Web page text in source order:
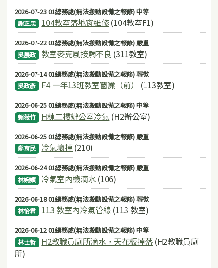
2026-07-23 01總務處(無法搬動設備之報修) 中等
謝正忠 104教室落地窗維修 (104教室F1)
2026-07-22 01總務處(無法搬動設備之報修) 嚴重
吳展政 教室麥克風接觸不良 (311教室)
2026-07-14 01總務處(無法搬動設備之報修) 輕微
吳政彥 F4 一年13班教室窗簾（前） (113教室)
2026-06-25 01總務處(無法搬動設備之報修) 中等
賴薇竹 H棟二樓辦公室冷氣 (H2辦公室)
2026-06-25 01總務處(無法搬動設備之報修) 嚴重
鄭育民 冷氣壞掉 (210)
2026-06-24 01總務處(無法搬動設備之報修) 嚴重
林婉嬪 冷氣室內機滴水 (106)
2026-06-18 01總務處(無法搬動設備之報修) 輕微
林怡君 113 教室內冷氣管線 (113 教室)
2026-06-12 01總務處(無法搬動設備之報修) 中等
林士哲 H2教職員廁所滴水，天花板掉落 (H2教職員廁
所)